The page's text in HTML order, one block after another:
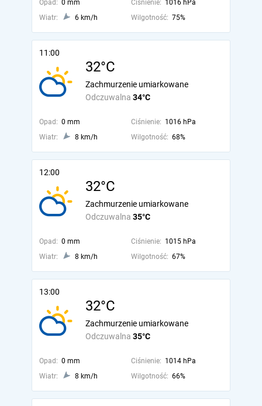
Opad: 0 mm Ciśnienie: 1016 hPa
Wiatr:
6 km/h Wilgotność: 75%
11:00
32°C
Odczuwalna 34°C
Zachmurzenie umiarkowane
Opad: 0 mm Ciśnienie: 1016 hPa
Wiatr:
8 km/h Wilgotność: 68%
12:00
32°C
Odczuwalna 35°C
Zachmurzenie umiarkowane
Opad: 0 mm Ciśnienie: 1015 hPa
Wiatr:
8 km/h Wilgotność: 67%
13:00
32°C
Odczuwalna 35°C
Zachmurzenie umiarkowane
Opad: 0 mm Ciśnienie: 1014 hPa
Wiatr:
8 km/h Wilgotność: 66%